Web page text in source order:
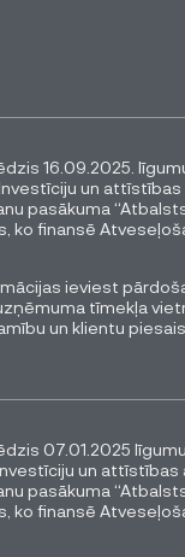
16.09.2025.
un
pasākuma
ko finansē
ieviest
tīmekļa
un klientu
07.01.2025
un attīstības
pasākuma
ko finansē